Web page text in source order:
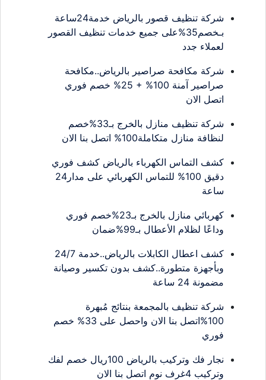
شركة تنظيف قصور بالرياض خدمة24ساعة
بـخصم35%على جميع خدمات تنظيف القصور
لعملاء جدد
شركة مكافحة صراصير بالرياض..مكافحة
صراصير آمنة 100% + 25% خصم فوري
اتصل الان
شركة تنظيف منازل بالخرج بـ33%خصم
لنظافة منازل متكاملة100% اتصل بنا الان
كشف التماس الكهرباء بالرياض كشف فوري
دقيق 100% للتماس الكهربائي على مدار24
ساعة
كهربائي منازل بالخرج بـ23%خصم فوري
وداعًا لظلام الأعطال بـ99%ضمان
كشف اعطال الكابلات بالرياض..خدمة 24/7
وبأجهزة متطورة..كشف بدون تكسير وصيانة
مضمونة 24 ساعة
شركة تنظيف بالمجمعة بنتائج مُبهرة
100%اتصل بنا الان واحصل على 33% خصم
فوري
نجار فك وتركيب بالرياض 100ريال خصم لفك
وتركيب 4غرف نوم اتصل بنا الان